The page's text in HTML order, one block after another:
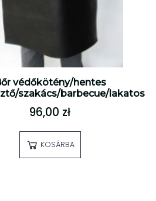
védőkötény/hentes
szakács/barbecue/lakatos
96,00 zł
KOSÁRBA